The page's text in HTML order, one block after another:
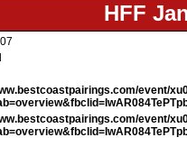
HFF
event/
event/